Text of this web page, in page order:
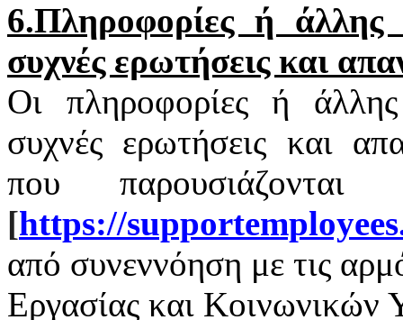
6.Πληροφορίες ή άλλης
συχνές ερωτήσεις και
Οι πληροφορίες ή άλλης
συχνές ερωτήσεις και
που
[https://supportemployees
από συνεννόηση με τις
Εργασίας και Κοινωνικών